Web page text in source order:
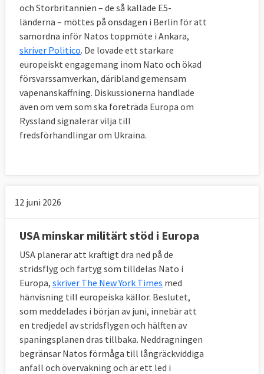
och Storbritannien – de så kallade E5-
länderna – möttes på onsdagen i Berlin för att
samordna inför Natos toppmöte i Ankara,
skriver Politico. De lovade ett starkare
europeiskt engagemang inom Nato och ökad
försvarssamverkan, däribland gemensam
vapenanskaffning. Diskussionerna handlade
även om vem som ska företräda Europa om
Ryssland signalerar vilja till
fredsförhandlingar om Ukraina.
12 juni 2026
USA minskar militärt stöd i Europa
USA planerar att kraftigt dra ned på de
stridsflyg och fartyg som tilldelas Nato i
Europa, skriver The New York Times med
hänvisning till europeiska källor. Beslutet,
som meddelades i början av juni, innebär att
en tredjedel av stridsflygen och hälften av
spaningsplanen dras tillbaka. Neddragningen
begränsar Natos förmåga till långräckviddiga
anfall och övervakning och är ett led i